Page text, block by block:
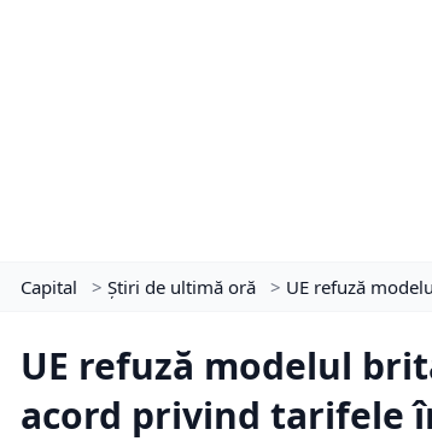
Capital > Știri de ultimă oră > UE refuză
UE refuză modelul
acord privind tarifele